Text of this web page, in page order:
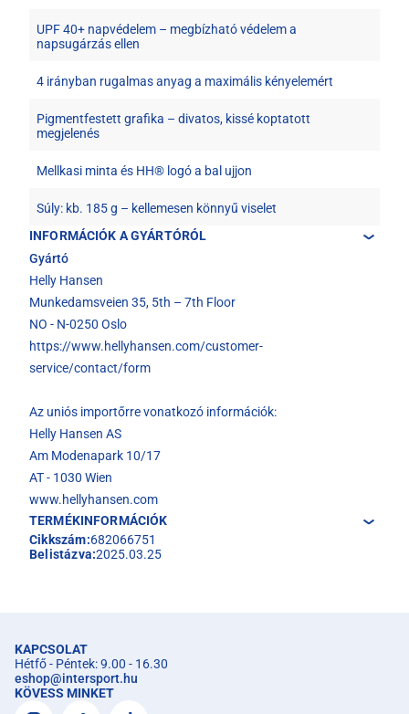
UPF 40+ napvédelem – megbízható védelem a
napsugárzás ellen
4 irányban rugalmas anyag a maximális kényelemért
Pigmentfestett grafika – divatos, kissé koptatott
megjelenés
Mellkasi minta és HH® logó a bal ujjon
Súly: kb. 185 g – kellemesen könnyű viselet
INFORMÁCIÓK A GYÁRTÓRÓL
Gyártó
Helly Hansen
Munkedamsveien 35, 5th – 7th Floor
NO - N-0250 Oslo
https://www.hellyhansen.com/customer-
service/contact/form
Az uniós importőrre vonatkozó információk:
Helly Hansen AS
Am Modenapark 10/17
AT - 1030 Wien
www.hellyhansen.com
TERMÉKINFORMÁCIÓK
Cikkszám:682066751
Belistázva:2025.03.25
KAPCSOLAT
Hétfő - Péntek: 9.00 - 16.30
eshop@intersport.hu
KÖVESS MINKET